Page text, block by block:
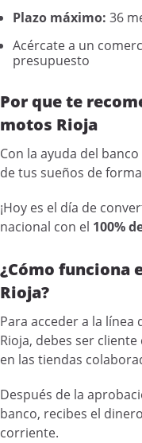
Plazo máximo: 36
Acércate a un
presupuesto
Por que te
motos Rioja
Con la ayuda del
de tus sueños de
¡Hoy es el día de
nacional con el 100%
¿Cómo funciona
Rioja?
Para acceder a la
Rioja, debes ser
en las tiendas
Después de la
banco, recibes el
corriente.